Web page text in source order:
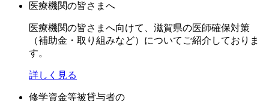
医療機関の皆さまへ
医療機関の皆さまへ向けて、滋賀県の医師確保対策
（補助金・取り組みなど）についてご紹介しておりま
す。
詳しく見る
修学資金等被貸与者の